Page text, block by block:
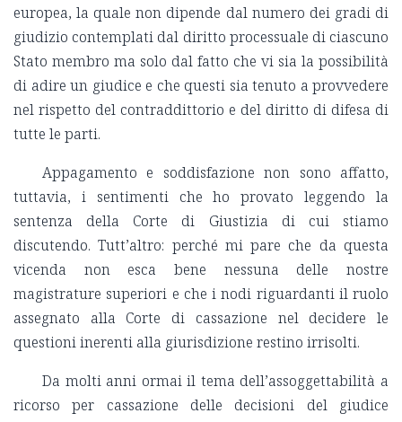
europea, la quale non dipende dal numero dei gradi di
giudizio contemplati dal diritto processuale di ciascuno
Stato membro ma solo dal fatto che vi sia la possibilità
di adire un giudice e che questi sia tenuto a provvedere
nel rispetto del contraddittorio e del diritto di difesa di
tutte le parti.
Appagamento e soddisfazione non sono affatto,
tuttavia, i sentimenti che ho provato leggendo la
sentenza della Corte di Giustizia di cui stiamo
discutendo. Tutt’altro: perché mi pare che da questa
vicenda non esca bene nessuna delle nostre
magistrature superiori e che i nodi riguardanti il ruolo
assegnato alla Corte di cassazione nel decidere le
questioni inerenti alla giurisdizione restino irrisolti.
Da molti anni ormai il tema dell’assoggettabilità a
ricorso per cassazione delle decisioni del giudice